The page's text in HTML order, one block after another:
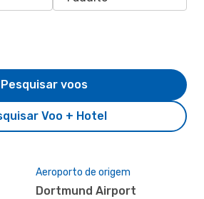
Voo + Hotel
Pesquisar voos
Aeroporto de origem
Dortmund Airport